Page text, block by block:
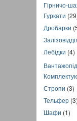
Гірничо-
Гуркати
Дробарки
Лебідки (4)
Стропи (3)
Тельфер (3)
Шафи (1)